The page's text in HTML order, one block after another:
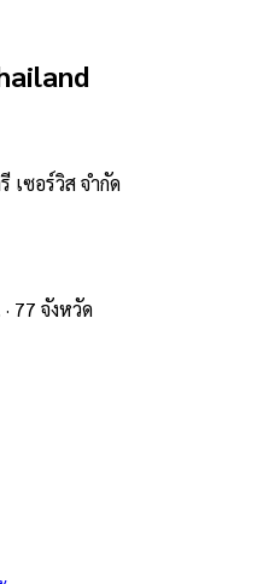
เซอร์วิส จำกัด
77 จังหวัด